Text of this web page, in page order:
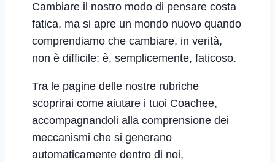
Cambiare il nostro modo di pensare costa
fatica, ma si apre un mondo nuovo quando
comprendiamo che cambiare, in verità,
non è difficile: è, semplicemente, faticoso.
Tra le pagine delle nostre rubriche
scoprirai come aiutare i tuoi Coachee,
accompagnandoli alla comprensione dei
meccanismi che si generano
automaticamente dentro di noi,